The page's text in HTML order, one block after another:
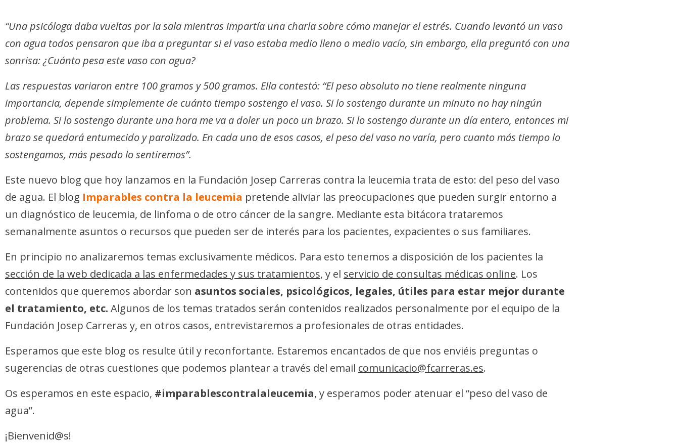
“Una psicóloga daba vueltas por la sala mientras impartía una charla sobre cómo manejar el estrés. Cuando levantó un vaso
con agua todos pensaron que iba a preguntar si el vaso estaba medio lleno o medio vacío, sin embargo, ella preguntó con una
sonrisa: ¿Cuánto pesa este vaso con agua?
Las respuestas variaron entre 100 gramos y 500 gramos. Ella contestó: “El peso absoluto no tiene realmente ninguna
importancia, depende simplemente de cuánto tiempo sostengo el vaso. Si lo sostengo durante un minuto no hay ningún
problema. Si lo sostengo durante una hora me va a doler un poco un brazo. Si lo sostengo durante un día entero, entonces mi
brazo se quedará entumecido y paralizado. En cada uno de esos casos, el peso del vaso no varía, pero cuanto más tiempo lo
sostengamos, más pesado lo sentiremos”.
Este nuevo blog que hoy lanzamos en la Fundación Josep Carreras contra la leucemia trata de esto: del peso del vaso
de agua. El blog Imparables contra la leucemia pretende aliviar las preocupaciones que pueden surgir entorno a
un diagnóstico de leucemia, de linfoma o de otro cáncer de la sangre. Mediante esta bitácora trataremos
semanalmente asuntos o recursos que pueden ser de interés para los pacientes, expacientes o sus familiares.
En principio no analizaremos temas exclusivamente médicos. Para esto tenemos a disposición de los pacientes la
sección de la web dedicada a las enfermedades y sus tratamientos, y el servicio de consultas médicas online. Los
contenidos que queremos abordar son asuntos sociales, psicológicos, legales, útiles para estar mejor durante
el tratamiento, etc. Algunos de los temas tratados serán contenidos realizados personalmente por el equipo de la
Fundación Josep Carreras y, en otros casos, entrevistaremos a profesionales de otras entidades.
Esperamos que este blog os resulte útil y reconfortante. Estaremos encantados de que nos enviéis preguntas o
sugerencias de otras cuestiones que podemos plantear a través del email comunicacio@fcarreras.es.
Os esperamos en este espacio, #imparablescontralaleucemia, y esperamos poder atenuar el “peso del vaso de
agua”.
¡Bienvenid@s!